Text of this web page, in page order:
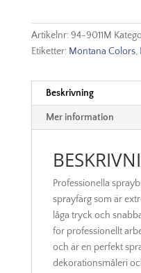
400Ml
mängd
Artikelnr:94-9011M
Etiketter: Montana Colors,
Beskrivning
Mer information
Professionella
sprayfärg som är
låga tryck och
för professionellt
och är en perfekt
dekorationsmåleri